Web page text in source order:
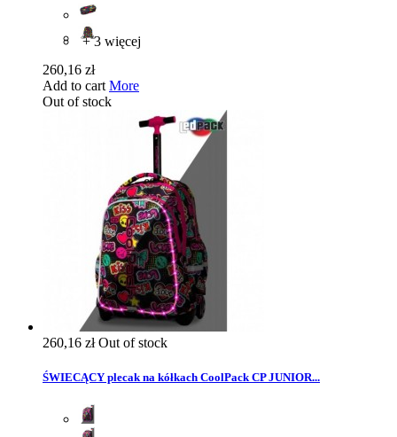
+ 3 więcej
260,16 zł
Add to cart More
Out of stock
260,16 złOut of stock
ŚWIECĄCY plecak na kółkach CoolPack CP JUNIOR...